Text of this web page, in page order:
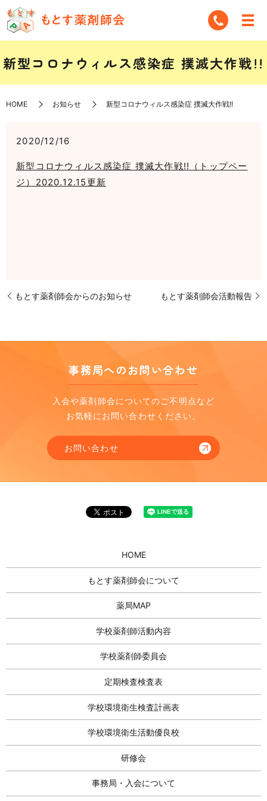
新型コロナウィルス感染症 撲滅大作戦!!
HOME お知らせ 新型コロナウィルス感染症 撲滅大作戦!!
2020/12/16
新型コロナウィルス感染症 撲滅大作戦!!（トップペー
ジ）2020.12.15更新
もとす薬剤師会からのお知らせ もとす薬剤師会活動報告
事務局へのお問い合わせ
入会や薬剤師会についてのご不明点など
お気軽にお問い合わせください。
お問い合わせ
HOME
もとす薬剤師会について
薬局MAP
学校薬剤師活動内容
学校薬剤師委員会
定期検査検査表
学校環境衛生検査計画表
学校環境衛生活動優良校
研修会
事務局・入会について